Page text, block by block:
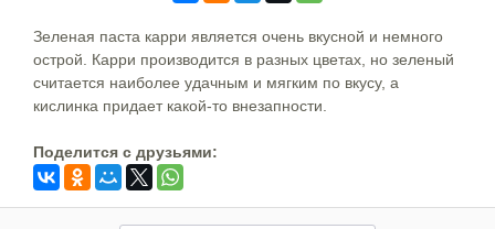
Зеленая паста карри является очень вкусной и немного
острой. Карри производится в разных цветах, но зеленый
считается наиболее удачным и мягким по вкусу, а
кислинка придает какой-то внезапности.
Поделится c друзьями: